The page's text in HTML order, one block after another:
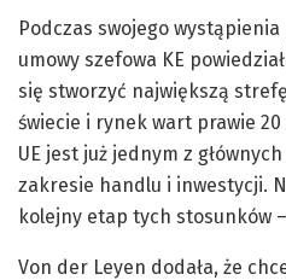
Podczas swojego
umowy szefowa KE
się stworzyć największą
świecie i rynek wart prawie 20
UE jest już jednym z
zakresie handlu i inwestycji.
kolejny etap tych stosunków –
Von der Leyen dodała, że